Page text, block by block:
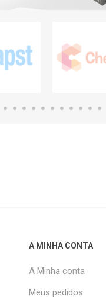
A MINHA CONTA
A Minha conta
Meus pedidos